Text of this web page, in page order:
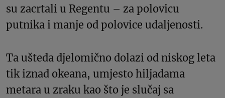
su zacrtali u Regentu – za polovicu
putnika i manje od polovice udaljenosti.
Ta ušteda djelomično dolazi od niskog leta
tik iznad okeana, umjesto hiljadama
metara u zraku kao što je slučaj sa